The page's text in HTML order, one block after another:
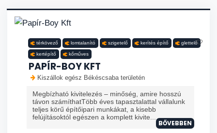
térkövező lomtalanító szigetelő kerítés építő glettelő
kertépítő kőműves
PAPÍR-BOY KFT
Kiszállok egész Békéscsaba területén
Megbízható kivitelezés – minőség, amire hosszú
távon számíthatTöbb éves tapasztalattal vállalunk
teljes körű építőipari munkákat, a kisebb
felújításoktól egészen a komplett kivite...
BŐVEBBEN